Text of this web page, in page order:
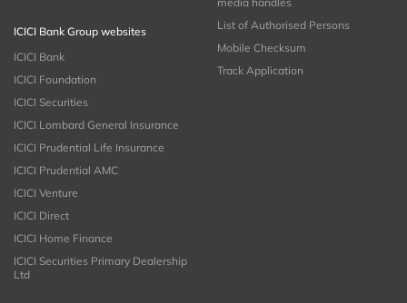
ICICI Bank Group websites
ICICI Bank
ICICI Foundation
ICICI Securities
ICICI Lombard General Insurance
ICICI Prudential Life Insurance
ICICI Prudential AMC
ICICI Venture
ICICI Direct
ICICI Home Finance
ICICI Securities Primary Dealership
Ltd
List of Authorised Persons
Mobile Checksum
Track Application